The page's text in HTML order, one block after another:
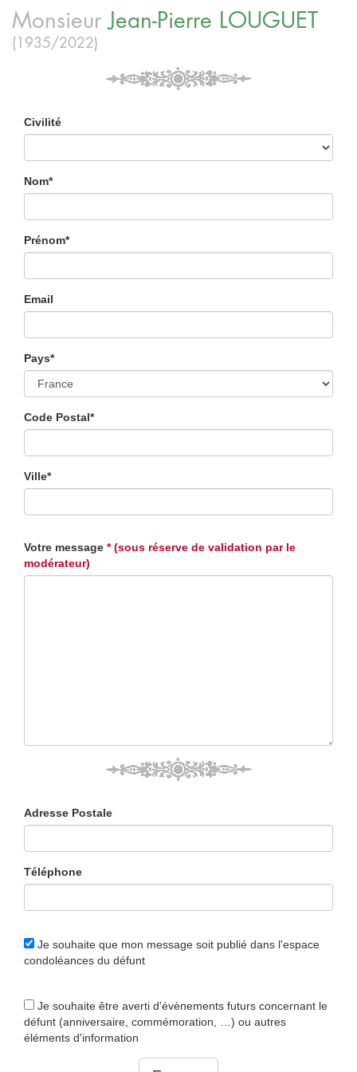
Monsieur Jean-Pierre LOUGUET
(1935/2022)
Civilité
Nom*
Prénom*
Email
Pays*
Code Postal*
Ville*
Votre message * (sous réserve de validation par le
modérateur)
Adresse Postale
Téléphone
Je souhaite que mon message soit publié dans l'espace
condoléances du défunt
Je souhaite être averti d'évènements futurs concernant le
défunt (anniversaire, commémoration, …) ou autres
éléments d'information